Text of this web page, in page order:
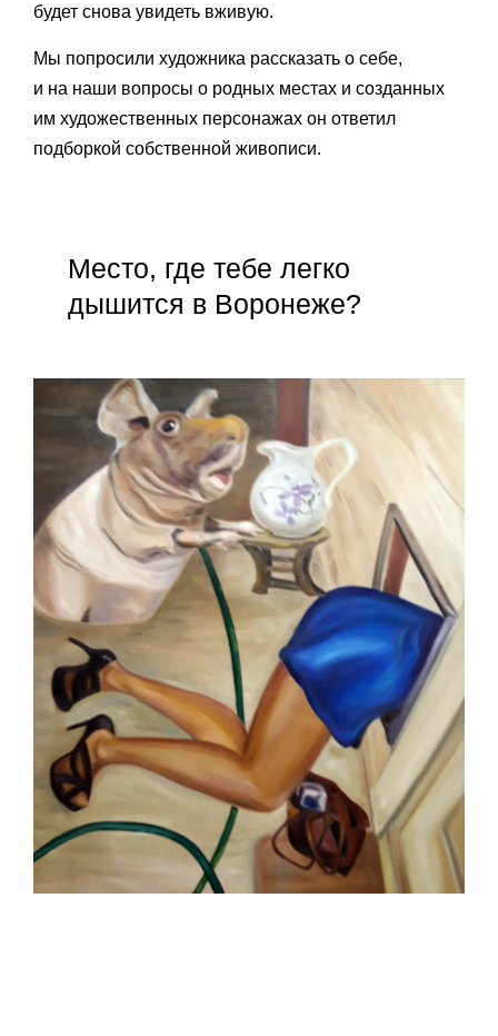
будет снова увидеть вживую.
Мы попросили художника рассказать о себе,
и на наши вопросы о родных местах и созданных
им художественных персонажах он ответил
подборкой собственной живописи.
Место, где тебе легко
дышится в Воронеже?